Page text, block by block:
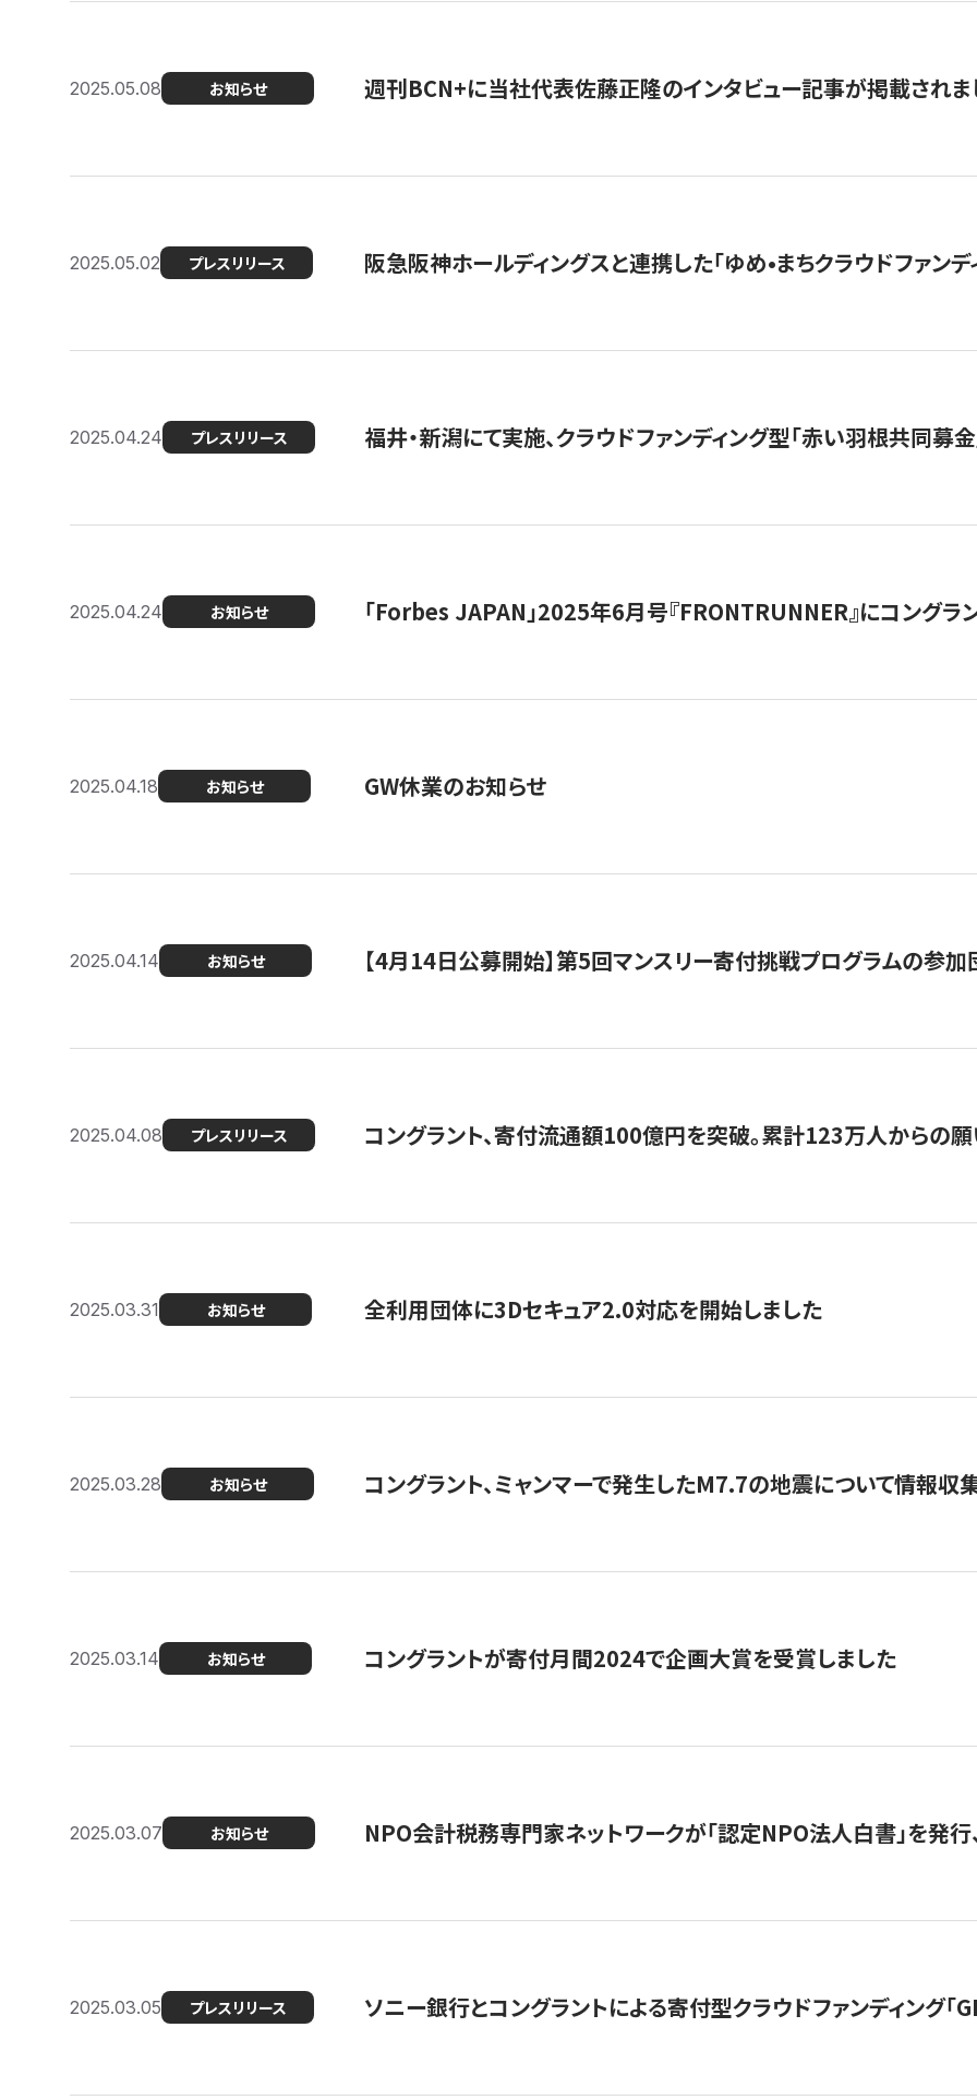
2025.05.08 お知らせ 週刊BCN+に当社代表佐藤正隆のインタビュー記事が掲載されま
2025.05.02 プレスリリース 阪急阪神ホールディングスと連携した「ゆめ•まちクラウドファン
2025.04.24 プレスリリース 福井・新潟にて実施、クラウドファンディング型「赤い羽根共同
2025.04.24 お知らせ 「Forbes JAPAN」2025年6月号『FRONTRUNNER』にコングラ
2025.04.18 お知らせ GW休業のお知らせ
2025.04.14 お知らせ 【4月14日公募開始】第5回マンスリー寄付挑戦プログラムの参
2025.04.08 プレスリリース コングラント、寄付流通額100億円を突破。累計123万人からの
2025.03.31 お知らせ 全利用団体に3Dセキュア2.0対応を開始しました
2025.03.28 お知らせ コングラント、ミャンマーで発生したM7.7の地震について情報収
2025.03.14 お知らせ コングラントが寄付月間2024で企画大賞を受賞しました
2025.03.07 お知らせ NPO会計税務専門家ネットワークが「認定NPO法人白書」を発
2025.03.05 プレスリリース ソニー銀行とコングラントによる寄付型クラウドファンディング